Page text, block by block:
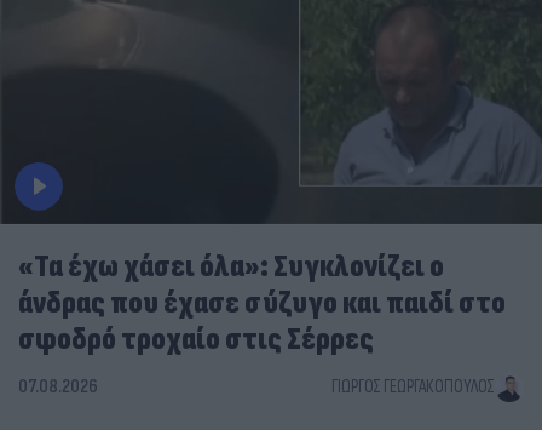
«Τα έχω χάσει όλα»: Συγκλονίζει ο
άνδρας που έχασε σύζυγο και παιδί στο
σφοδρό τροχαίο στις Σέρρες
07.08.2026 ΓΙΏΡΓΟΣ ΓΕΩΡΓΑΚΌΠΟΥΛΟΣ